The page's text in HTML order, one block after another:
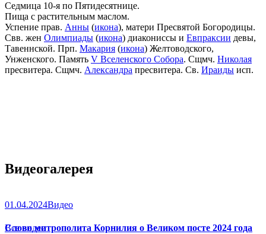
Седмица 10-я по Пятидесятнице.
Пища с растительным маслом.
Успение прав. Анны (икона), матери Пресвятой Богородицы.
Свв. жен Олимпиады (икона) диакониссы и Евпраксии девы,
Тавеннской. Прп. Макария (икона) Желтоводского,
Унженского. Память V Вселенского Собора. Сщмч. Николая
пресвитера. Сщмч. Александра пресвитера. Св. Ираиды исп.
Видеогалерея
01.04.2024Видео
Слово митрополита Корнилия о Великом посте 2024 года
Все видео